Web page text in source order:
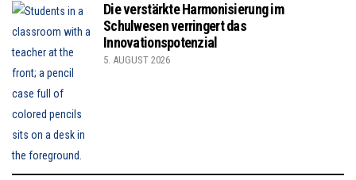
Die verstärkte Harmonisierung im
Schulwesen verringert das
Innovationspotenzial
5. AUGUST 2026